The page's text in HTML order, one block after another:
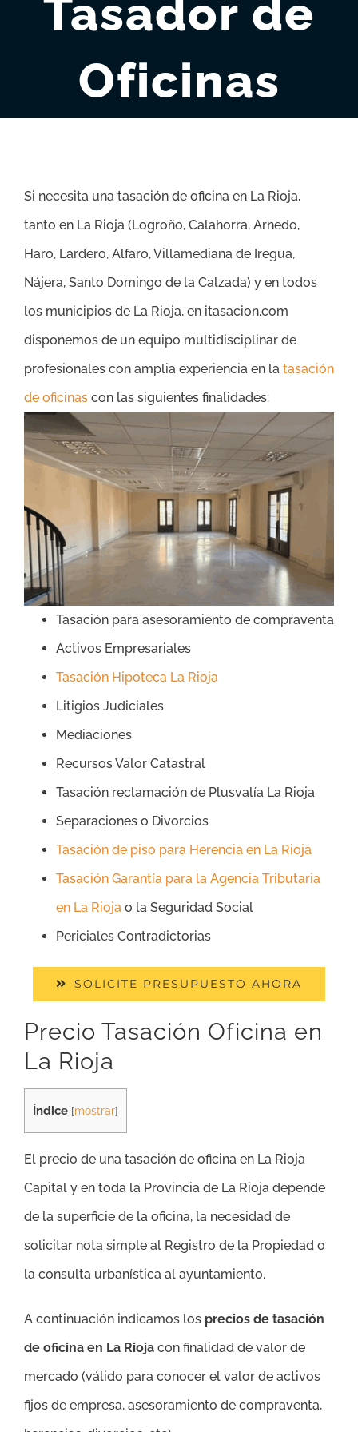
Tasador de
Oficinas
Si necesita una tasación de oficina en La Rioja,
tanto en La Rioja (Logroño, Calahorra, Arnedo,
Haro, Lardero, Alfaro, Villamediana de Iregua,
Nájera, Santo Domingo de la Calzada) y en todos
los municipios de La Rioja, en itasacion.com
disponemos de un equipo multidisciplinar de
profesionales con amplia experiencia en la tasación
de oficinas con las siguientes finalidades:
Tasación para asesoramiento de compraventa
Activos Empresariales
Tasación Hipoteca La Rioja
Litigios Judiciales
Mediaciones
Recursos Valor Catastral
Tasación reclamación de Plusvalía La Rioja
Separaciones o Divorcios
Tasación de piso para Herencia en La Rioja
Tasación Garantía para la Agencia Tributaria
en La Rioja o la Seguridad Social
Periciales Contradictorias
SOLICITE PRESUPUESTO AHORA
Precio Tasación Oficina en
La Rioja
Índice [mostrar]
El precio de una tasación de oficina en La Rioja
Capital y en toda la Provincia de La Rioja depende
de la superficie de la oficina, la necesidad de
solicitar nota simple al Registro de la Propiedad o
la consulta urbanística al ayuntamiento.
A continuación indicamos los precios de tasación
de oficina en La Rioja con finalidad de valor de
mercado (válido para conocer el valor de activos
fijos de empresa, asesoramiento de compraventa,